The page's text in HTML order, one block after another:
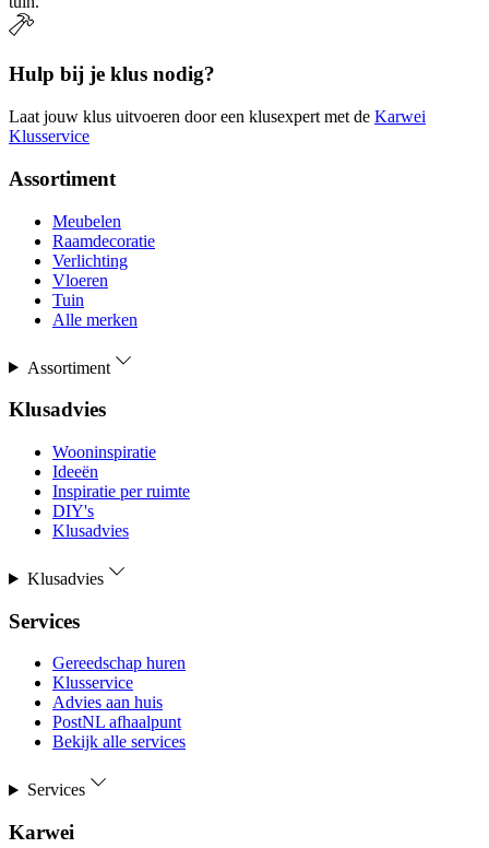
Hulp bij je klus nodig?
Laat jouw klus uitvoeren door een klusexpert met de Karwei
Klusservice
Assortiment
Meubelen
Raamdecoratie
Verlichting
Vloeren
Tuin
Alle merken
Assortiment
Klusadvies
Wooninspiratie
Ideeën
Inspiratie per ruimte
DIY's
Klusadvies
Klusadvies
Services
Gereedschap huren
Klusservice
Advies aan huis
PostNL afhaalpunt
Bekijk alle services
Services
Karwei